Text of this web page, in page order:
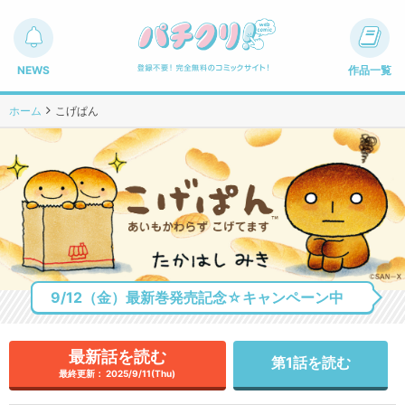
NEWS 作品一覧
ホーム こげぱん
9/12（金）最新巻発売記念☆キャンペーン中
最新話を読む
最終更新： 2025/9/11(Thu)
第1話を読む